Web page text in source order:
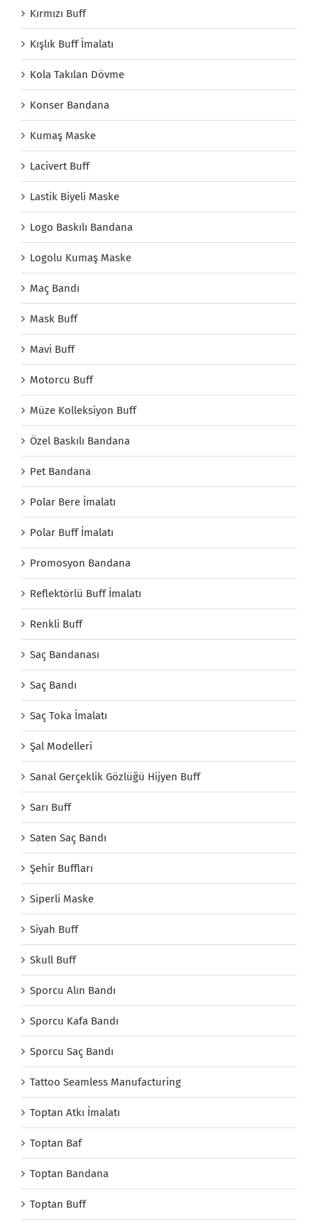
Kırmızı Buff
Kışlık Buff İmalatı
Kola Takılan Dövme
Konser Bandana
Kumaş Maske
Lacivert Buff
Lastik Biyeli Maske
Logo Baskılı Bandana
Logolu Kumaş Maske
Maç Bandı
Mask Buff
Mavi Buff
Motorcu Buff
Müze Kolleksiyon Buff
Özel Baskılı Bandana
Pet Bandana
Polar Bere İmalatı
Polar Buff İmalatı
Promosyon Bandana
Reflektörlü Buff İmalatı
Renkli Buff
Saç Bandanası
Saç Bandı
Saç Toka İmalatı
Şal Modelleri
Sanal Gerçeklik Gözlüğü Hijyen Buff
Sarı Buff
Saten Saç Bandı
Şehir Buffları
Siperli Maske
Siyah Buff
Skull Buff
Sporcu Alın Bandı
Sporcu Kafa Bandı
Sporcu Saç Bandı
Tattoo Seamless Manufacturing
Toptan Atkı İmalatı
Toptan Baf
Toptan Bandana
Toptan Buff